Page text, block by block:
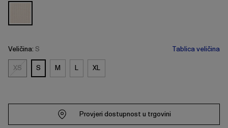
Veličina: S Tablica veličina
XS
XS S M L XL
Provjeri dostupnost u trgovini